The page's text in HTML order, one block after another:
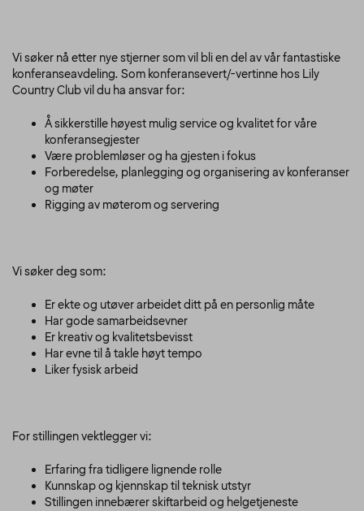
Vi søker nå etter nye stjerner som vil bli en del av vår fantastiske
konferanseavdeling. Som konferansevert/-vertinne hos Lily
Country Club vil du ha ansvar for:
Å sikkerstille høyest mulig service og kvalitet for våre
konferansegjester
Være problemløser og ha gjesten i fokus
Forberedelse, planlegging og organisering av konferanser
og møter
Rigging av møterom og servering
Vi søker deg som:
Er ekte og utøver arbeidet ditt på en personlig måte
Har gode samarbeidsevner
Er kreativ og kvalitetsbevisst
Har evne til å takle høyt tempo
Liker fysisk arbeid
For stillingen vektlegger vi:
Erfaring fra tidligere lignende rolle
Kunnskap og kjennskap til teknisk utstyr
Stillingen innebærer skiftarbeid og helgetjeneste